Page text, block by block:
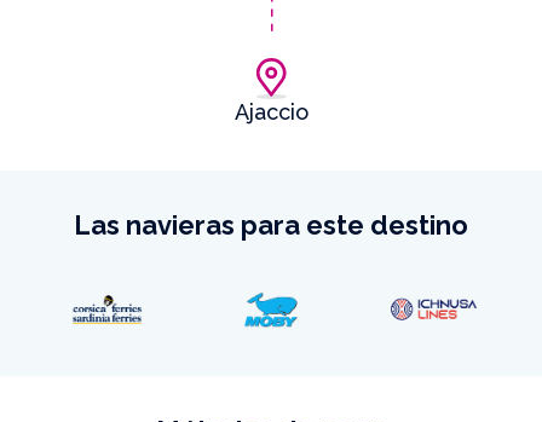
Ajaccio
Las navieras para este destino